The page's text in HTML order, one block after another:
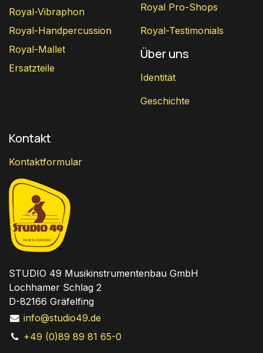
Royal-Vibraphon
Royal-Handpercussion
Royal-Mallet
Ersatzteile
Royal Pro-Shops
Royal-Testimonials
Über uns
Identität
Geschichte
Kontakt
Kontaktformular
STUDIO 49 Musikinstrumentenbau GmbH
Lochhamer Schlag 2
D-82166 Gräfelfing
info@studio49.de
+49 (0)89 89 81 65-0